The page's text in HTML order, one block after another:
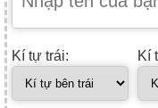
Kí tự trái: Kí